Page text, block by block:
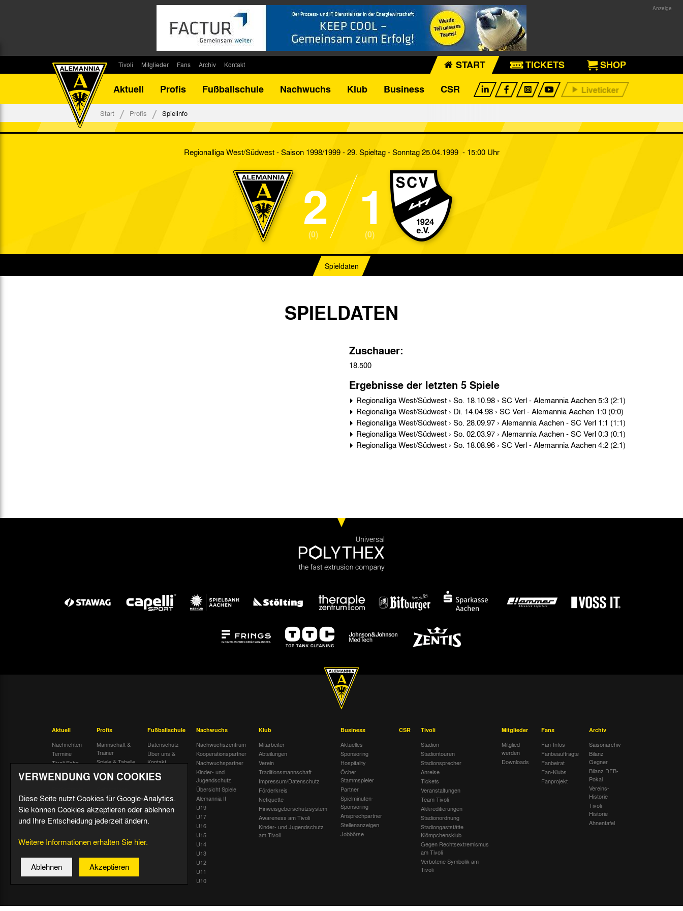
Tivoli
Stadionsprecher
Mitglieder
Kontakt
Fans
Fanbeirat
Fan-Klubs
Archiv
Ahnentafel
Kontakt START TICKETS
SHOP
Aktuell
Profis Fußballschule Nachwuchs Klub Business CSR
Start Profis Spielinfo
Regionalliga West/Südwest - Saison 1998/1999 - 29. Spieltag- Sonntag 25.04.1999 - 15:00 Uhr
2
(0) 1
(0)
Spieldaten
SPIELDATEN
Zuschauer:
18.500
Ergebnisse der letzten 5 Spiele
Regionalliga West/Südwest › So. 18.10.98 › SC Verl - Alemannia Aachen 5:3 (2:1)
Regionalliga West/Südwest › Di. 14.04.98 › SC Verl - Alemannia Aachen 1:0 (0:0)
Regionalliga West/Südwest › So. 28.09.97 › Alemannia Aachen - SC Verl 1:1 (1:1)
Regionalliga West/Südwest › So. 02.03.97 › Alemannia Aachen - SC Verl 0:3 (0:1)
Regionalliga West/Südwest › So. 18.08.96 › SC Verl - Alemannia Aachen 4:2 (2:1)
Aktuell
Nachrichten
Termine
Tivoli Echo
Dauerkarten-
Deal
Profis
Mannschaft &
Trainer
Spiele & Tabelle
Trainingsplan
Fußballschule
Datenschutz
Über uns &
Kontakt
Nachwuchs
Nachwuchszentrum
Kooperationspartner
Nachwuchspartner
Kinder- und
Jugendschutz
Übersicht Spiele
Alemannia II
U19
U17
U16
U15
U14
U13
U12
U11
U10
Klub
Mitarbeiter
Abteilungen
Verein
Traditionsmannschaft
Impressum/Datenschutz
Förderkreis
Netiquette
Hinweisgeberschutzsystem
Awareness am Tivoli
Kinder- und Jugendschutz
am Tivoli
Business
Aktuelles
Sponsoring
Hospitality
Öcher
Stammspieler
Partner
Spielminuten-
Sponsoring
Ansprechpartner
Stellenanzeigen
Jobbörse
CSR
Tivoli
Stadion
Stadiontouren
Stadionsprecher
Anreise
Tickets
Veranstaltungen
Team Tivoli
Akkreditierungen
Stadionordnung
Stadiongaststätte
Klömpchensklub
Gegen Rechtsextremismus
am Tivoli
Verbotene Symbolik am
Tivoli
Mitglieder
Mitglied
werden
Downloads
Fans
Fan-Infos
Fanbeauftragte
Fanbeirat
Fan-Klubs
Fanprojekt
Archiv
Saisonarchiv
Bilanz
Gegner
Bilanz DFB-
Pokal
Vereins-
Historie
Tivoli-
Historie
Ahnentafel
VERWENDUNG VON COOKIES
Diese Seite nutzt Cookies für Google-Analytics.
Sie können Cookies akzeptieren oder ablehnen
und Ihre Entscheidung jederzeit ändern.
Weitere Informationen erhalten Sie hier.
Ablehnen Akzeptieren